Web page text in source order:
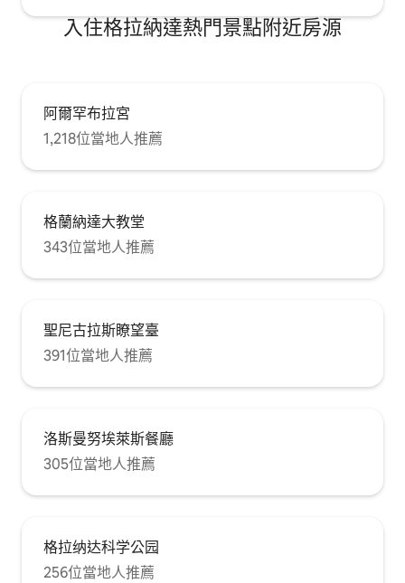
Trex 停車場，位於 Plaza de los
Campos。 步行 8 分鐘即可抵達一個露天
停車場。Molinos 街的 Ave María 停車場。
子 Juan 的婚禮而建造的。主要焦點是
1640 年安放的 Cristo de los Favores 雕
像。據說，在 1679 年至 1682 年間，整個
格拉納達省都受到腺鼠疫的蹂躪。然而，El
Realejo 是受影響最小的街區，人們認為這
像的虔誠信仰日益增長，甚至大主教 Fray
Bernardo de los Ríos Guzmán 也宣佈，任
何向 Cristo de los Favores 祈禱一遍《主
40 天的赦免。如今，每逢耶穌受難日，下
行 2 分鐘）處是聖多明哥教堂，格拉納達
貴族成員都被埋葬在這裡。 距離公寓 80
公尺（步行 1 分鐘）的 Casa de los Tiros
博物館也是不容錯過的景點；該博物館建
炮。它是 Alfareros 街區城牆的一部分，因
此看起來像是軍事堡壘。 聖塞西利奧教堂
(Iglesia de San Cecilio) 距離 500 公尺（步
行 7 分鐘）。Suarez神父之家（Casa de
los Tiros 博物館旁邊）。距離 250 公尺
Descalzas 或距離 240 公尺（步行 3 分
鐘）的 San Matías 教堂，無疑是我們的房
客可以欣賞其魅力的地方。 進入後，我們
加熱）。 泳池露
椅子、遮陽傘和2
游泳、曬日光浴和
入住格拉納達熱門景點附近房源
阿爾罕布拉宮
1,218位當地人推薦
格蘭納達大教堂
343位當地人推薦
聖尼古拉斯瞭望臺
391位當地人推薦
洛斯曼努埃萊斯餐廳
305位當地人推薦
格拉纳达科学公园
256位當地人推薦